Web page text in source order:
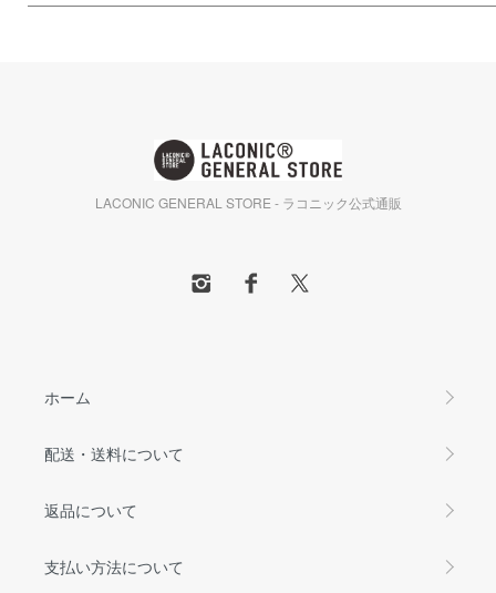
LACONIC GENERAL STORE - ラコニック公式通販
ホーム
配送・送料について
返品について
支払い方法について